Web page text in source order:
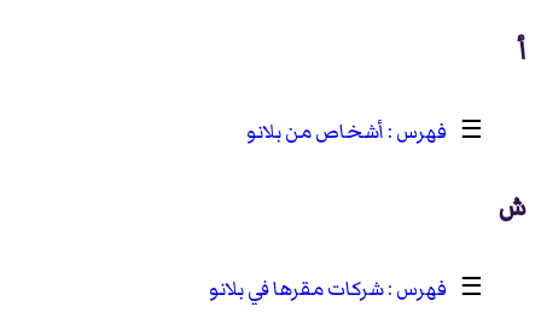
أ
☰ أشخاص من بلانو
ش
☰ شركات مقرها في بلانو